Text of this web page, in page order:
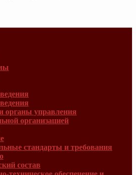
органы управления
организацией
стандарты и требования
состав